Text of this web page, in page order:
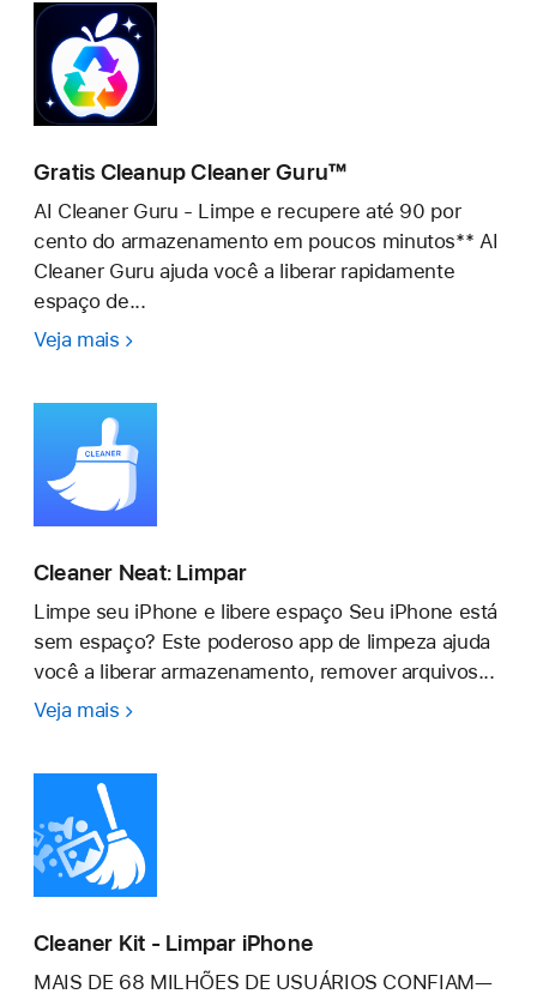
fotos
Gratis Cleanup Cleaner Guru™
AI Cleaner Guru - Limpe e recupere até 90 por
cento do armazenamento em poucos minutos** AI
Cleaner Guru ajuda você a liberar rapidamente
espaço de...
Veja mais Gratis
Cleaner
Guru™
Cleaner Neat: Limpar
Limpe seu iPhone e libere espaço Seu iPhone está
sem espaço? Este poderoso app de limpeza ajuda
você a liberar armazenamento, remover arquivos...
Veja mais Cleaner
Limpar
Cleaner Kit - Limpar iPhone
MAIS DE 68 MILHÕES DE USUÁRIOS CONFIAM—